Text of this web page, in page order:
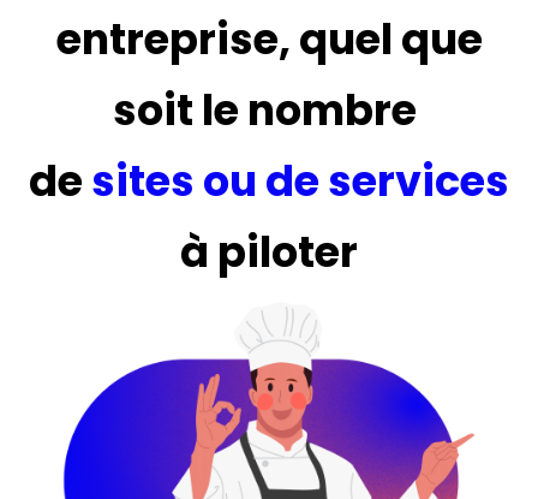
entreprise, quel que
soit le nombre
desites ou de services
à piloter